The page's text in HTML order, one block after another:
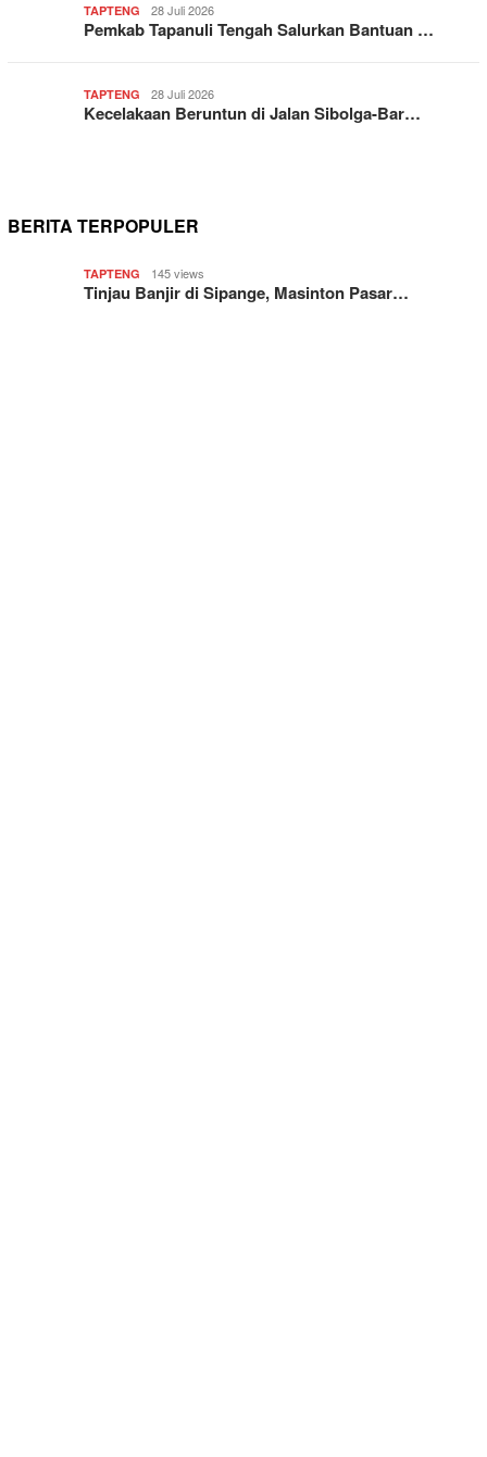
TAPTENG 28 Juli 2026
Pemkab Tapanuli Tengah Salurkan Bantuan …
TAPTENG 28 Juli 2026
Kecelakaan Beruntun di Jalan Sibolga-Bar…
BERITA TERPOPULER
TAPTENG 145 views
Tinjau Banjir di Sipange, Masinton Pasar…